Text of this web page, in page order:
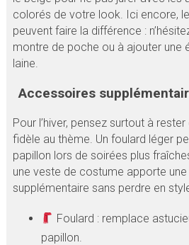
colorés de votre look. Ici encore,
peuvent faire la différence :
montre de poche ou à ajouter une
laine.
Accessoires
Pour l’hiver, pensez surtout à
fidèle au thème. Un foulard léger
papillon lors de soirées plus
une veste de costume apporte
supplémentaire sans perdre en
Foulard : remplace
papillon.